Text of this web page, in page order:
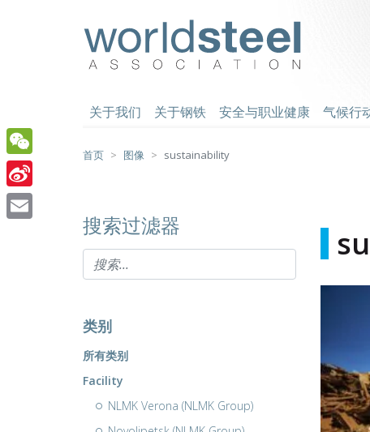
关于我们 关于钢铁 安全与职业健康 气候行
首页 图像 sustainability
搜索过滤器
类别
所有类别
Facility
NLMK Verona (NLMK Group)
WeChat
Sina